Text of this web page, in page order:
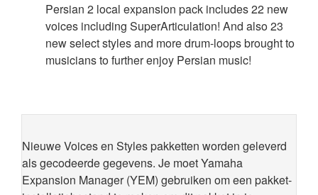
Persian 2 local expansion pack includes 22 new
voices including SuperArticulation! And also 23
new select styles and more drum-loops brought to
musicians to further enjoy Persian music!
Nieuwe Voices en Styles pakketten worden geleverd
als gecodeerde gegevens. Je moet Yamaha
Expansion Manager (YEM) gebruiken om een pakket-